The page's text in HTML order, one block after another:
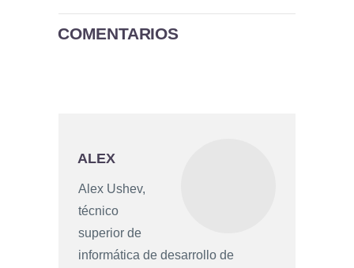
COMENTARIOS
ALEX
Alex Ushev,
técnico
superior de
informática de desarrollo de